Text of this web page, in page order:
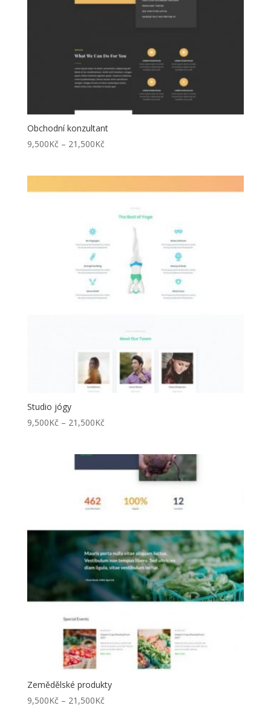
Obchodní konzultant
9,500Kč – 21,500KčRozpětí
Studio jógy
9,500Kč – 21,500KčRozpětí
Zemědělské produkty
9,500Kč – 21,500KčRozpětí